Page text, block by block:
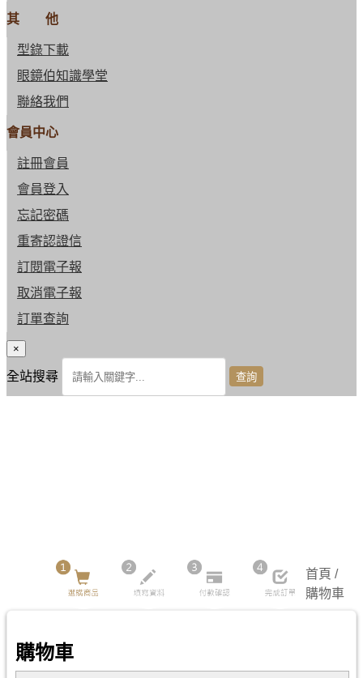
其 他
型錄下載
眼鏡伯知識學堂
聯絡我們
會員中心
註冊會員
會員登入
忘記密碼
重寄認證信
訂閱電子報
取消電子報
訂單查詢
×
全站搜尋
首頁 /
購物車
購物車